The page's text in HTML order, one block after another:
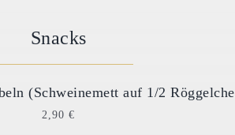
Snacks
(Schweinemett auf 1/2
2,90 €